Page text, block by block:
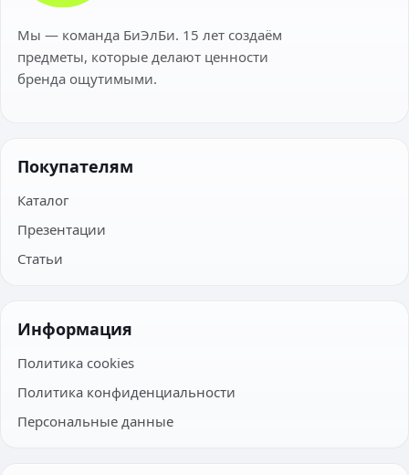
Мы — команда БиЭлБи. 15 лет создаём
предметы, которые делают ценности
бренда ощутимыми.
Покупателям
Каталог
Презентации
Статьи
Информация
Политика cookies
Политика конфиденциальности
Персональные данные